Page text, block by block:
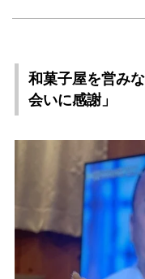
和菓子屋を営み
会いに感謝」